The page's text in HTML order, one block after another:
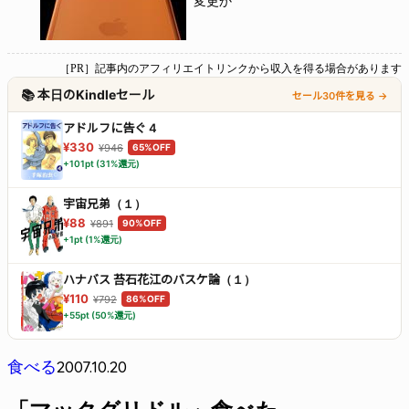
［PR］記事内のアフィリエイトリンクから収入を得る場合があります
📚 本日のKindleセール セール30件を見る →
アドルフに告ぐ 4
¥330 ¥946
65%OFF
+101pt (31%還元)
宇宙兄弟（１）
¥88 ¥891
90%OFF
+1pt (1%還元)
ハナバス 苔石花江のバスケ論（１）
¥110 ¥792
86%OFF
+55pt (50%還元)
食べる2007.10.20